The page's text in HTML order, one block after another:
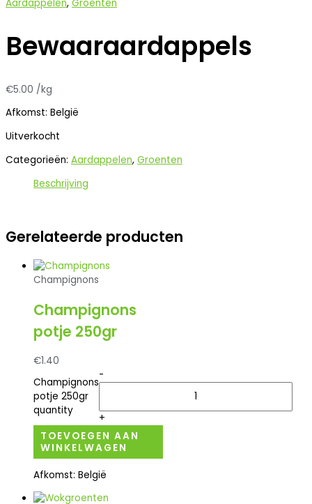
Aardappelen, Groenten
Bewaaraardappels
€5.00 /kg
Afkomst: België
Uitverkocht
Categorieën: Aardappelen, Groenten
Beschrijving
Gerelateerde producten
Champignons
Champignons
potje 250gr
€1.40
Champignons
potje 250gr
quantity
-
+
TOEVOEGEN AAN
WINKELWAGEN
Afkomst: België